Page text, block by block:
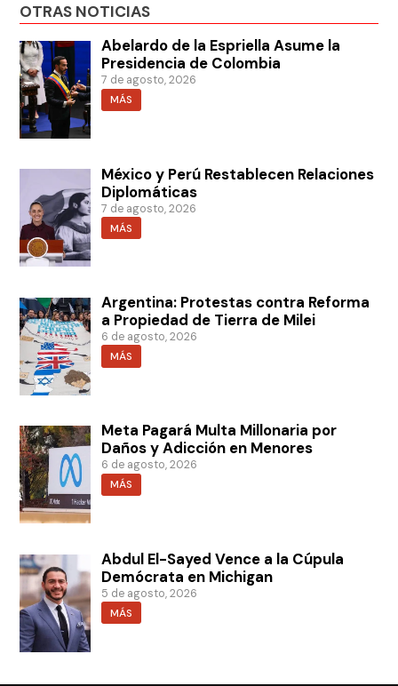
OTRAS NOTICIAS
Abelardo de la Espriella Asume la
Presidencia de Colombia
7 de agosto, 2026
MÁS
México y Perú Restablecen Relaciones
Diplomáticas
7 de agosto, 2026
MÁS
Argentina: Protestas contra Reforma
a Propiedad de Tierra de Milei
6 de agosto, 2026
MÁS
Meta Pagará Multa Millonaria por
Daños y Adicción en Menores
6 de agosto, 2026
MÁS
Abdul El-Sayed Vence a la Cúpula
Demócrata en Michigan
5 de agosto, 2026
MÁS